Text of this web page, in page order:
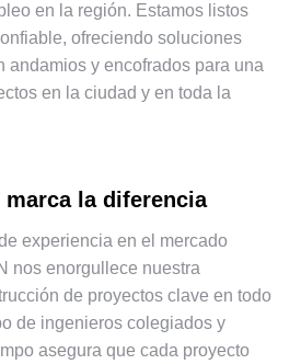
en la región. Estamos listos
ofreciendo soluciones
andamios y encofrados para una
en la ciudad y en toda la
marca la diferencia
experiencia en el mercado
nos enorgullece nuestra
de proyectos clave en todo
de ingenieros colegiados y
asegura que cada proyecto